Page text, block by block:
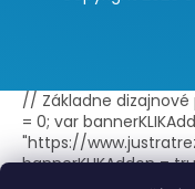
// Základne dizajnové
= 0; var
"https://
bannerKLIKAddon =